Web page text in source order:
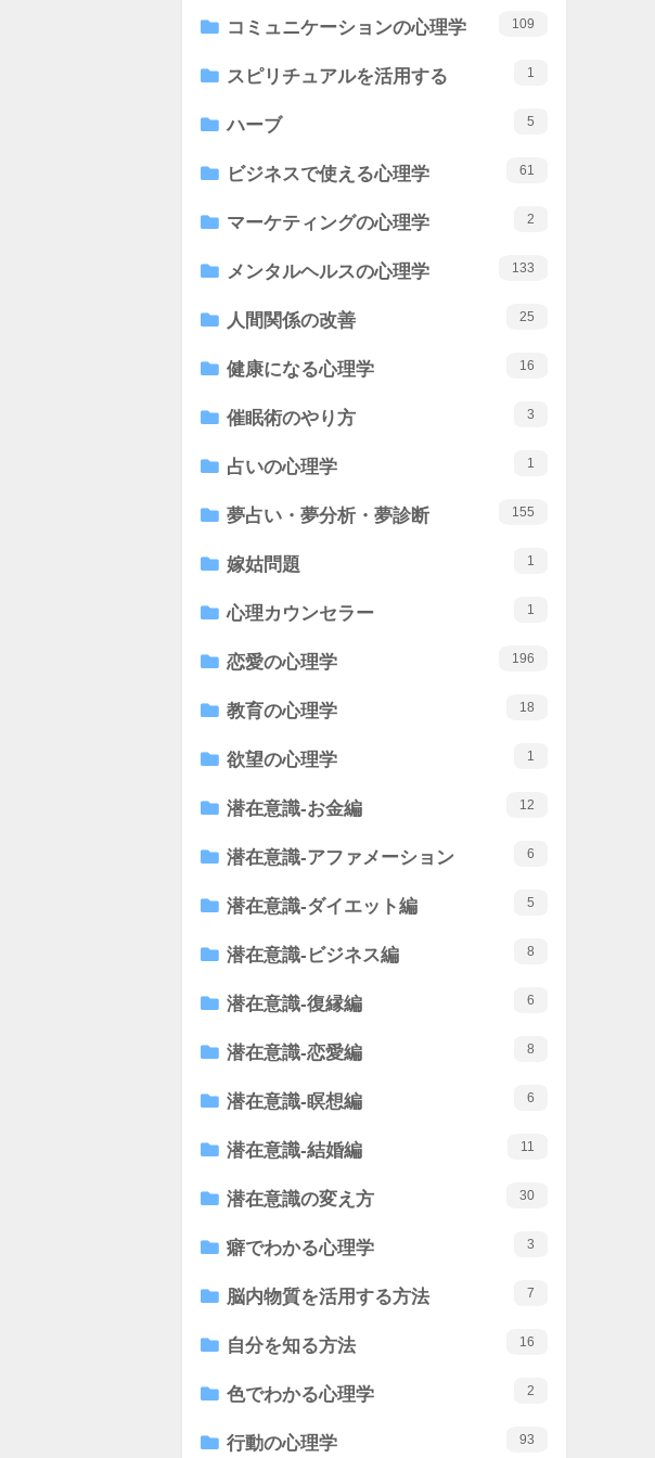
コミュニケーションの心理学 109
スピリチュアルを活用する 1
ハーブ 5
ビジネスで使える心理学 61
マーケティングの心理学 2
メンタルヘルスの心理学 133
人間関係の改善 25
健康になる心理学 16
催眠術のやり方 3
占いの心理学 1
夢占い・夢分析・夢診断 155
嫁姑問題 1
心理カウンセラー 1
恋愛の心理学 196
教育の心理学 18
欲望の心理学 1
潜在意識-お金編 12
潜在意識-アファメーション 6
潜在意識-ダイエット編 5
潜在意識-ビジネス編 8
潜在意識-復縁編 6
潜在意識-恋愛編 8
潜在意識-瞑想編 6
潜在意識-結婚編 11
潜在意識の変え方 30
癖でわかる心理学 3
脳内物質を活用する方法 7
自分を知る方法 16
色でわかる心理学 2
行動の心理学 93